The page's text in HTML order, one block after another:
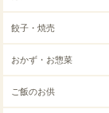
餃子・焼売
おかず・お惣菜
ご飯のお供